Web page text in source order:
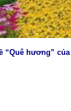
“Quê hương”